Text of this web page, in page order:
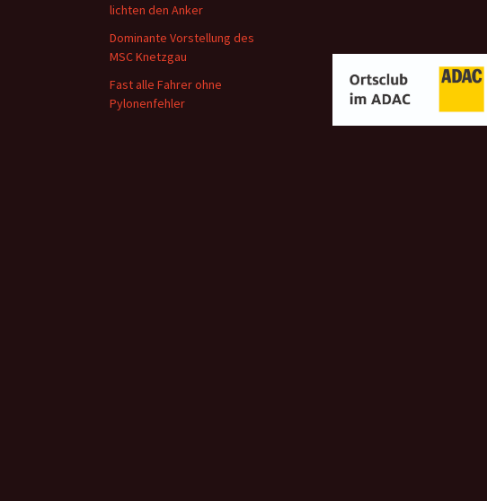
lichten den Anker
Dominante Vorstellung des
MSC Knetzgau
Fast alle Fahrer ohne
Pylonenfehler